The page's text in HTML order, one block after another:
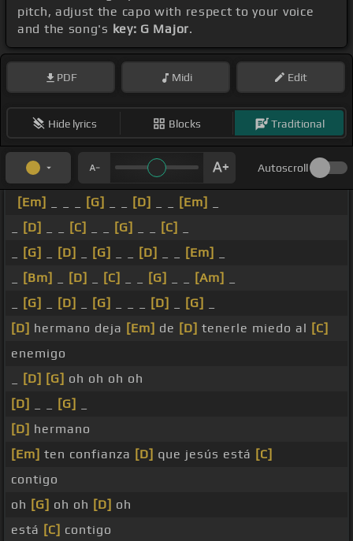
pitch, adjust the capo with respect to your voice
and the song's key: G Major.
PDF Midi Edit
Hide lyrics Blocks Traditional
Autoscroll
[Em] [G] [D] [Em]
[D] [C] [G] [C]
[G] [D] [G] [D] [Em]
[Bm] [D] [C] [G] [Am]
[G] [D] [G] [D] [G]
[D] hermano deja [Em] de [D] tenerle miedo al [C]
enemigo
[D] [G] oh oh oh oh
[D]
[G]
[D] hermano
[Em] ten confianza [D] que jesús está [C]
contigo
oh [G] oh oh [D] oh
está [C] contigo